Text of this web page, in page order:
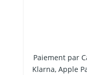
Paiement par
Klarna, Apple